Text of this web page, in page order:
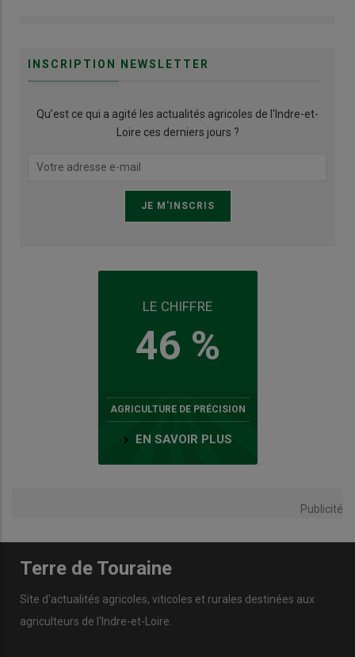
INSCRIPTION NEWSLETTER
Qu’est ce qui a agité les actualités agricoles de l'Indre-et-
Loire ces derniers jours ?
LE CHIFFRE
46 %
AGRICULTURE DE PRÉCISION
EN SAVOIR PLUS
Publicité
Terre de Touraine
Site d'actualités agricoles, viticoles et rurales destinées aux
agriculteurs de l'Indre-et-Loire.